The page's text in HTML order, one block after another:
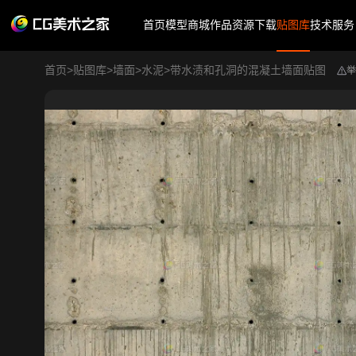
首页模型商城作品资源下载贴图库技术服务
首页>贴图库>墙面>水泥>带水渍和孔洞的混凝土墙面贴图